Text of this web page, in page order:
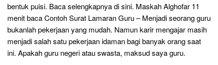
bentuk puisi. Baca selengkapnya di sini. Maskah Alghofar 11
menit baca Contoh Surat Lamaran Guru – Menjadi seorang guru
bukanlah pekerjaan yang mudah. Namun karir mengajar masih
menjadi salah satu pekerjaan idaman bagi banyak orang saat
ini. Apakah guru negeri atau swasta, maksud saya guru.